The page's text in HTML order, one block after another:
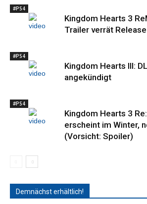
#PS4
Kingdom Hearts 3
Trailer verrät Release
#PS4
Kingdom Hearts III:
angekündigt
#PS4
Kingdom Hearts 3
erscheint im Winter,
(Vorsicht: Spoiler)
Demnächst erhältlich!